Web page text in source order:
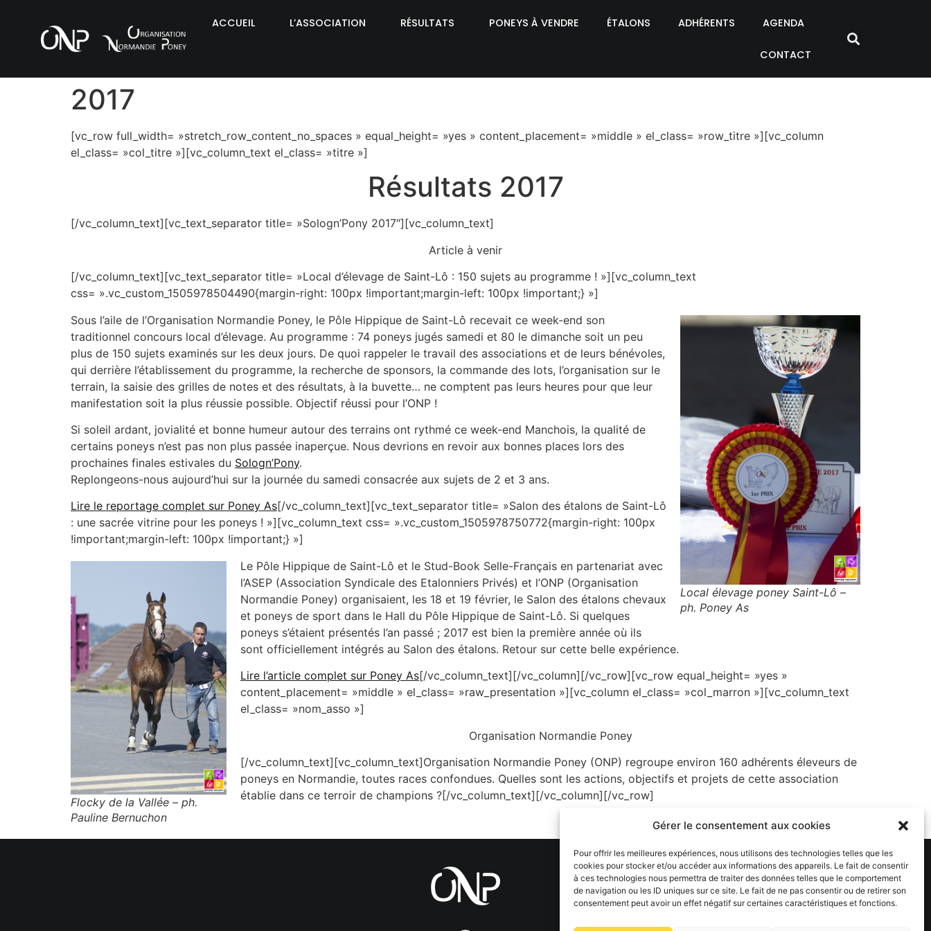
Gérer le consentement aux cookies
Pour offrir les meilleures expériences, nous utilisons des technologies telles que les
cookies pour stocker et/ou accéder aux informations des appareils. Le fait de consentir
à ces technologies nous permettra de traiter des données telles que le comportement
de navigation ou les ID uniques sur ce site. Le fait de ne pas consentir ou de retirer son
consentement peut avoir un effet négatif sur certaines caractéristiques et fonctions.
ACCUEIL L’ASSOCIATION RÉSULTATS PONEYS À VENDRE ÉTALONS ADHÉRENTS AGENDA
CONTACT
2017
[vc_row full_width= »stretch_row_content_no_spaces » equal_height= »yes » content_placement= »middle » el_class= »row_titre »][vc_column
el_class= »col_titre »][vc_column_text el_class= »titre »]
Résultats 2017
[/vc_column_text][vc_text_separator title= »Sologn’Pony 2017″][vc_column_text]
Article à venir
[/vc_column_text][vc_text_separator title= »Local d’élevage de Saint-Lô : 150 sujets au programme ! »][vc_column_text
css= ».vc_custom_1505978504490{margin-right: 100px !important;margin-left: 100px !important;} »]
Local élevage poney Saint-Lô –
ph. Poney As
Sous l’aile de l’Organisation Normandie Poney, le Pôle Hippique de Saint-Lô recevait ce week-end son
traditionnel concours local d’élevage. Au programme : 74 poneys jugés samedi et 80 le dimanche soit un peu
plus de 150 sujets examinés sur les deux jours. De quoi rappeler le travail des associations et de leurs bénévoles,
qui derrière l’établissement du programme, la recherche de sponsors, la commande des lots, l’organisation sur le
terrain, la saisie des grilles de notes et des résultats, à la buvette… ne comptent pas leurs heures pour que leur
manifestation soit la plus réussie possible. Objectif réussi pour l’ONP !
Si soleil ardant, jovialité et bonne humeur autour des terrains ont rythmé ce week-end Manchois, la qualité de
certains poneys n’est pas non plus passée inaperçue. Nous devrions en revoir aux bonnes places lors des
prochaines finales estivales du Sologn’Pony.
Replongeons-nous aujourd’hui sur la journée du samedi consacrée aux sujets de 2 et 3 ans.
Lire le reportage complet sur Poney As[/vc_column_text][vc_text_separator title= »Salon des étalons de Saint-Lô
: une sacrée vitrine pour les poneys ! »][vc_column_text css= ».vc_custom_1505978750772{margin-right: 100px
!important;margin-left: 100px !important;} »]
Flocky de la Vallée – ph.
Pauline Bernuchon
Le Pôle Hippique de Saint-Lô et le Stud-Book Selle-Français en partenariat avec
l’ASEP (Association Syndicale des Etalonniers Privés) et l’ONP (Organisation
Normandie Poney) organisaient, les 18 et 19 février, le Salon des étalons chevaux
et poneys de sport dans le Hall du Pôle Hippique de Saint-Lô. Si quelques
poneys s’étaient présentés l’an passé ; 2017 est bien la première année où ils
sont officiellement intégrés au Salon des étalons. Retour sur cette belle expérience.
Lire l’article complet sur Poney As[/vc_column_text][/vc_column][/vc_row][vc_row equal_height= »yes »
content_placement= »middle » el_class= »raw_presentation »][vc_column el_class= »col_marron »][vc_column_text
el_class= »nom_asso »]
Organisation Normandie Poney
[/vc_column_text][vc_column_text]Organisation Normandie Poney (ONP) regroupe environ 160 adhérents éleveurs de
poneys en Normandie, toutes races confondues. Quelles sont les actions, objectifs et projets de cette association
établie dans ce terroir de champions ?[/vc_column_text][/vc_column][/vc_row]